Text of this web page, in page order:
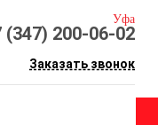
Уфа
(347) 200-06-02
Заказать звонок